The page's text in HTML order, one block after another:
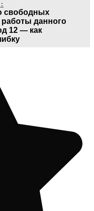
свободных
данного
12 — как